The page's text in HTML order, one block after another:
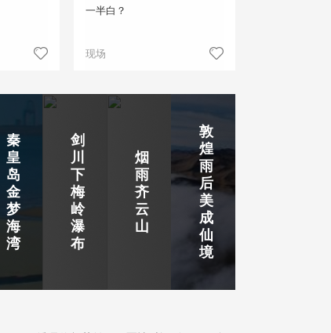
一半白？
现场
秦
皇
岛
金
梦
海
湾
剑
川
下
梅
岭
瀑
布
烟
雨
齐
云
山
敦
煌
雨
后
美
成
仙
境